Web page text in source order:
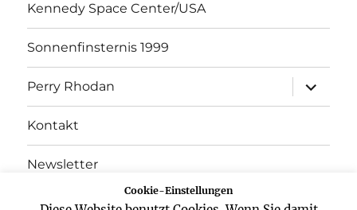
Kennedy Space Center/USA
Sonnenfinsternis 1999
Perry Rhodan
öffnen
Kontakt
Newsletter
Datenschutz
Cookie-Einstellungen